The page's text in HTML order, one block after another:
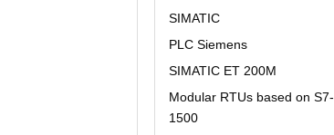
SIMATIC
PLC Siemens
SIMATIC ET 200M
Modular RTUs based on S7-
1500